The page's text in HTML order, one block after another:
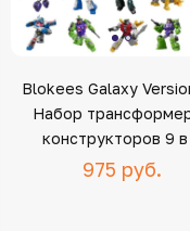
Blokees Galaxy
Набор
конструкторов 9 в
975 руб.